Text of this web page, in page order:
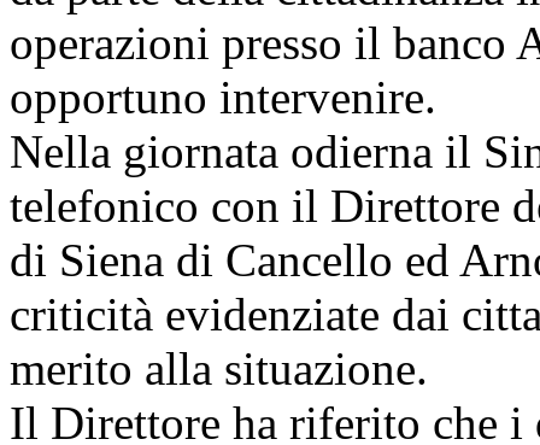
operazioni presso il banco
opportuno intervenire.
Nella giornata odierna il
telefonico con il Direttore
di Siena di Cancello ed
criticità evidenziate dai
merito alla situazione.
Il Direttore ha riferito che i